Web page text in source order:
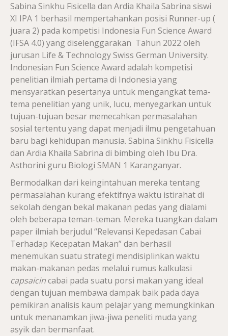
Sabina Sinkhu Fisicella dan Ardia Khaila Sabrina siswi
XI IPA 1 berhasil mempertahankan posisi Runner-up (
juara 2) pada kompetisi Indonesia Fun Science Award
(IFSA 4.0) yang diselenggarakan Tahun 2022 oleh
jurusan Life & Technology Swiss German University.
Indonesian Fun Science Award adalah kompetisi
penelitian ilmiah pertama di Indonesia yang
mensyaratkan pesertanya untuk mengangkat tema-
tema penelitian yang unik, lucu, menyegarkan untuk
tujuan-tujuan besar memecahkan permasalahan
sosial tertentu yang dapat menjadi ilmu pengetahuan
baru bagi kehidupan manusia. Sabina Sinkhu Fisicella
dan Ardia Khaila Sabrina di bimbing oleh Ibu Dra.
Asthorini guru Biologi SMAN 1 Karanganyar.
Bermodalkan dari keingintahuan mereka tentang
permasalahan kurang efektifnya waktu istirahat di
sekolah dengan bekal makanan pedas yang dialami
oleh beberapa teman-teman. Mereka tuangkan dalam
paper ilmiah berjudul “Relevansi Kepedasan Cabai
Terhadap Kecepatan Makan” dan berhasil
menemukan suatu strategi mendisiplinkan waktu
makan-makanan pedas melalui rumus kalkulasi
capsaicincabai pada suatu porsi makan yang ideal
dengan tujuan membawa dampak baik pada daya
pemikiran analisis kaum pelajar yang memungkinkan
untuk menanamkan jiwa-jiwa peneliti muda yang
asyik dan bermanfaat.